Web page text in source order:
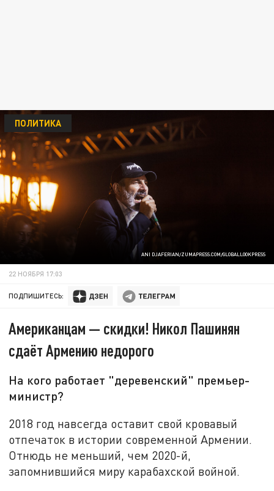
ANI DJAFERIAN/ZUMAPRESS.COM/GLOBALLOOKPRESS
ПОЛИТИКА
22 НОЯБРЯ 17:03
ПОДПИШИТЕСЬ:
Американцам — скидки! Никол Пашинян
сдаёт Армению недорого
На кого работает "деревенский" премьер-
министр?
2018 год навсегда оставит свой кровавый
отпечаток в истории современной Армении.
Отнюдь не меньший, чем 2020-й,
запомнившийся миру карабахской войной.